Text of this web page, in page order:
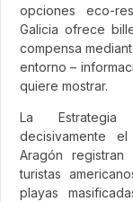
opciones eco-
Galicia ofrece
compensa
entorno –
quiere mostrar.
La Estrategia
decisivamente
Aragón
turistas
playas